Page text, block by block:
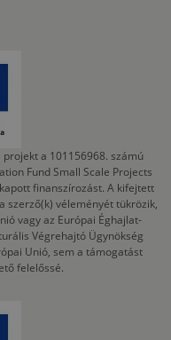
a 101156968. számú
Fund Small Scale Projects
finanszírozást. A kifejtett
szerző(k) véleményét tükrözik,
vagy az Európai Éghajlat-
Végrehajtó Ügynökség
Unió, sem a támogatást
felelőssé.